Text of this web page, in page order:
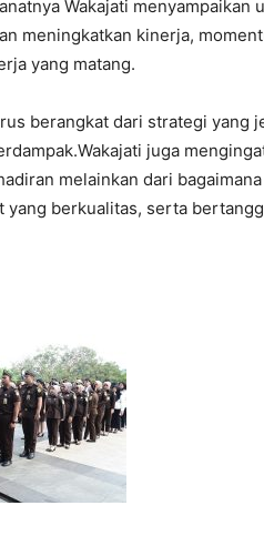
Wakajati
meningkatkan kinerja,
yang matang.
berangkat dari strategi yang
juga
melainkan dari
berkualitas, serta